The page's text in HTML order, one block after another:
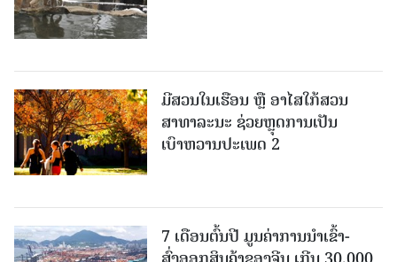
ມີສວນໃນເຮືອນ ຫຼື ອາໄສໃກ້ສວນ
ສາທາລະນະ ຊ່ວຍຫຼຸດການເປັນ
ເບົາຫວານປະເພດ 2
7 ເດືອນຕົ້ນປີ ມູນຄ່າການນຳເຂົ້າ-